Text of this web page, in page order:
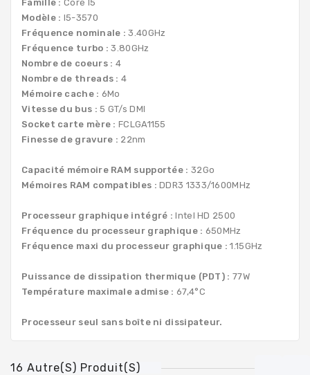
Famille : Core I5
Modèle : I5-3570
Fréquence nominale : 3.40GHz
Fréquence turbo : 3.80GHz
Nombre de coeurs : 4
Nombre de threads : 4
Mémoire cache : 6Mo
Vitesse du bus : 5 GT/s DMI
Socket carte mère : FCLGA1155
Finesse de gravure : 22nm
Capacité mémoire RAM supportée : 32Go
Mémoires RAM compatibles : DDR3 1333/1600MHz
Processeur graphique intégré : Intel HD 2500
Fréquence du processeur graphique : 650MHz
Fréquence maxi du processeur graphique : 1.15GHz
Puissance de dissipation thermique (PDT) : 77W
Température maximale admise : 67,4°C
Processeur seul sans boîte ni dissipateur.
16 Autre(s) Produit(s)